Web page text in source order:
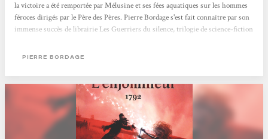
la victoire a été remportée par Mélusine et ses fées aquatiques sur les hommes
féroces dirigés par le Père des Pères. Pierre Bordage s'est fait connaître par son
immense succès de librairie Les Guerriers du silence, trilogie de science-fiction
corrompu. L'oeuvre, considérée comme emblématique du renouveau de la...
PIERRE BORDAGE